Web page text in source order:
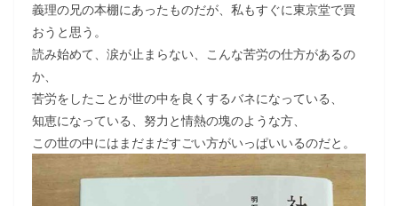
義理の兄の本棚にあったものだが、私もすぐに東京堂で買
おうと思う。
読み始めて、涙が止まらない、こんな苦労の仕方があるの
か、
苦労をしたことが世の中を良くするバネになっている、
知恵になっている、努力と情熱の塊のような方、
この世の中にはまだまだすごい方がいっぱいいるのだと。